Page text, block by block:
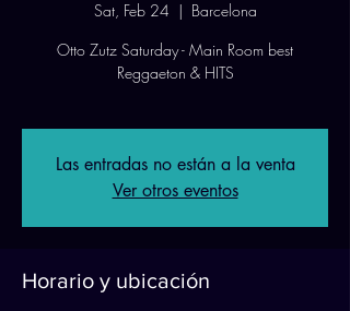
Sat, Feb 24
  |
Barcelona
Otto Zutz Saturday - Main Room best
Reggaeton & HITS
Las entradas no están a la venta
Ver otros eventos
Horario y ubicación